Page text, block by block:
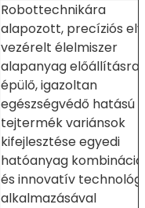
Robottechnikára
alapozott, precíziós
vezérelt élelmiszer
alapanyag előállításra
épülő, igazoltan
egészségvédő hatású
tejtermék variánsok
kifejlesztése egyedi
hatóanyag
és innovatív
alkalmazásával